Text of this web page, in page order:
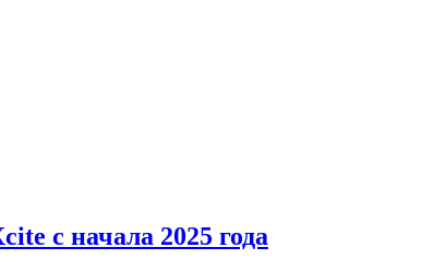
с начала 2025 года